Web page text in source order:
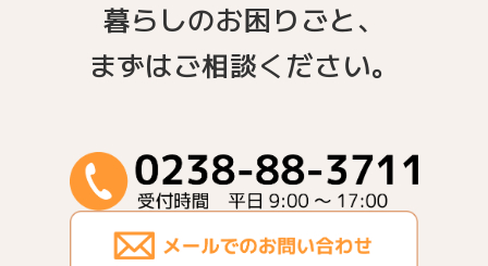
暮らしのお困りごと、
まずはご相談ください。